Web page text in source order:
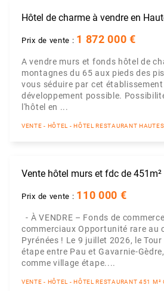
Hôtel de charme à vendre en
Prix de vente : 1 872 000 €
A vendre murs et fonds hôtel de
montagnes du 65 aux pieds des
vous séduire par cet
développement possible.
l'hôtel en ...
VENTE - HÔTEL - HÔTEL RESTAURANT
Vente hôtel murs et fdc de
Prix de vente : 110 000 €
- À VENDRE – Fonds de
commerciaux Opportunité rare au
Pyrénées ! Le 9 juillet 2026, le
étape entre Pau et Gavarnie-
comme village étape....
VENTE - HÔTEL - HÔTEL RESTAURANT 451 M²